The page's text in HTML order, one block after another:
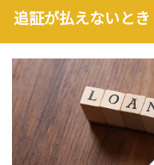
追証が払えないとき